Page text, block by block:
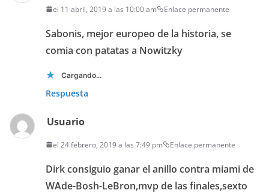
el 11 abril, 2019 a las 10:00 am Enlace permanente
Sabonis, mejor europeo de la historia, se
comia con patatas a Nowitzky
Cargando...
Respuesta
Usuario
el 24 febrero, 2019 a las 7:49 pm Enlace permanente
Dirk consiguio ganar el anillo contra miami de
WAde-Bosh-LeBron,mvp de las finales,sexto